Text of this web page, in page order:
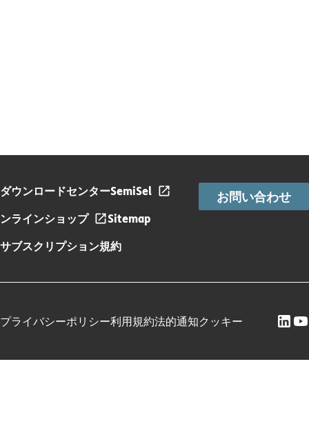
ダウンロードセンターSemiSel
ンラインショップ
Sitemap
サブスクリプション規約
お問い合わせ
プライバシーポリシー利用規約法的通知クッキー